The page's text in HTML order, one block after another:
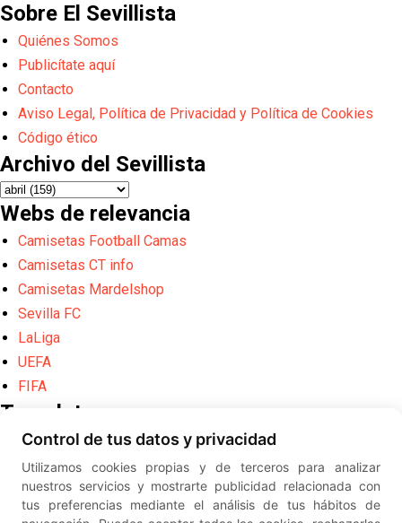
Sobre El Sevillista
Quiénes Somos
Publicítate aquí
Contacto
Aviso Legal, Política de Privacidad y Política de Cookies
Código ético
Archivo del Sevillista
Webs de relevancia
Camisetas Football Camas
Camisetas CT info
Camisetas Mardelshop
Sevilla FC
LaLiga
UEFA
FIFA
Translate
Powered by
Translate
Diseño web creado por Erick
© ElSevillista.es - Información sobre
Control de tus datos y privacidad
Utilizamos cookies propias y de terceros para analizar
nuestros servicios y mostrarte publicidad relacionada con
tus preferencias mediante el análisis de tus hábitos de